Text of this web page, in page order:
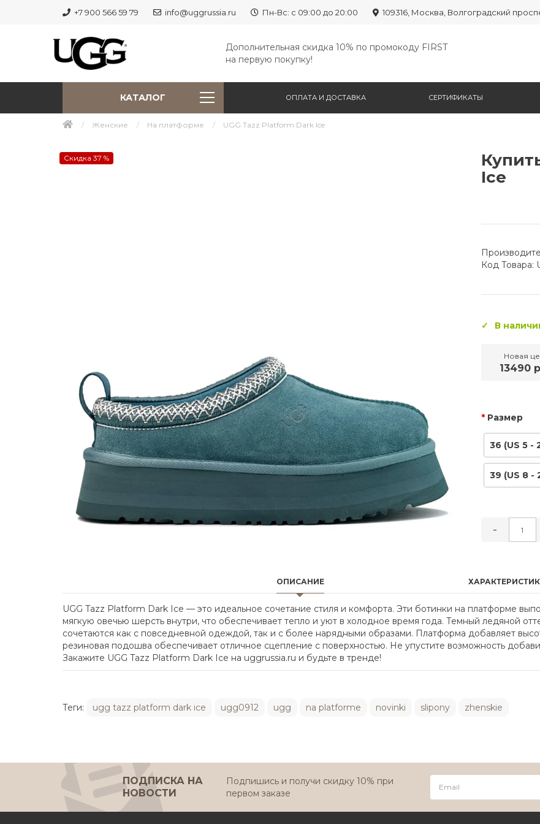
+7 900 566 59 79 info@uggrussia.ru Пн-Вс: с 09:00 до 20:00 109316, Москва, Волгоградский
Дополнительная скидка 10% по промокоду FIRST
на первую покупку!
КАТАЛОГ ОПЛАТА И ДОСТАВКА СЕРТИФИКАТЫ
Женские На платформе UGG Tazz Platform Dark Ice
Скидка 37 %
Ice
Код Товара:
В
Новая
13490
Размер
36 (US 5 -
39 (US 8 -
-
ОПИСАНИЕ
UGG Tazz Platform Dark Ice — это идеальное сочетание стиля и комфорта. Эти ботинки на платформе
мягкую овечью шерсть внутри, что обеспечивает тепло и уют в холодное время года. Темный ледяной
сочетаются как с повседневной одеждой, так и с более нарядными образами. Платформа добавляет
резиновая подошва обеспечивает отличное сцепление с поверхностью. Не упустите возможность
Закажите UGG Tazz Platform Dark Ice на uggrussia.ru и будьте в тренде!
Теги: ugg tazz platform dark ice ugg0912 ugg na platforme novinki slipony zhenskie
ПОДПИСКА НА
НОВОСТИ
Подпишись и получи скидку 10% при
первом заказе